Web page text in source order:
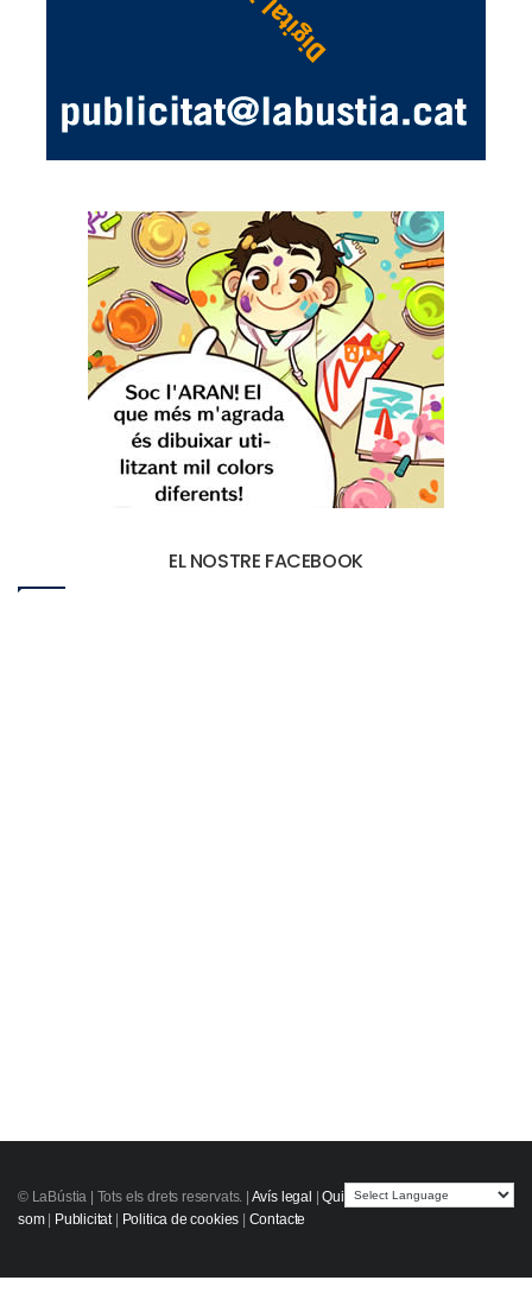
EL NOSTRE FACEBOOK
© LaBústia | Tots els drets reservats. | Avís legal |Qui
som| Publicitat | Politica de cookies | Contacte